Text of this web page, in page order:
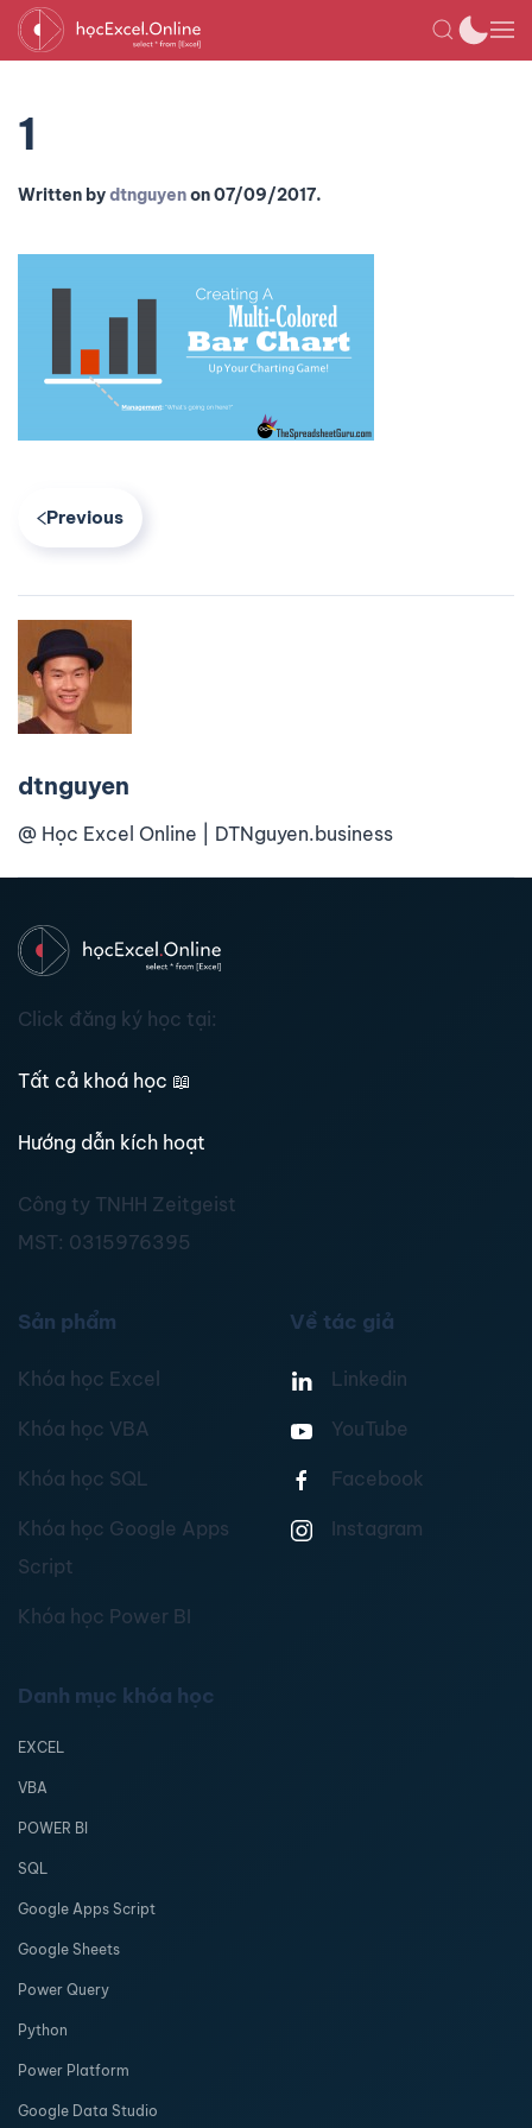
1
Written bydtnguyenon07/09/2017.
Previous
dtnguyen
@ Học Excel Online | DTNguyen.business
Click đăng ký học tại:
Tất cả khoá học 📖
Hướng dẫn kích hoạt
Công ty TNHH Zeitgeist
MST: 0315976395
Sản phẩm
Khóa học Excel
Khóa học VBA
Khóa học SQL
Khóa học Google Apps
Script
Khóa học Power BI
Về tác giả
Linkedin
YouTube
Facebook
Instagram
Danh mục khóa học
EXCEL
VBA
POWER BI
SQL
Google Apps Script
Google Sheets
Power Query
Python
Power Platform
Google Data Studio